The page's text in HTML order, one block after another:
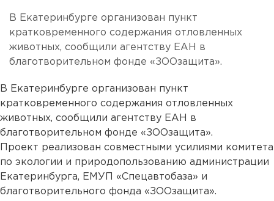
В Екатеринбурге организован пункт
кратковременного содержания отловленных
животных, сообщили агентству ЕАН в
благотворительном фонде «ЗООзащита».
В Екатеринбурге организован пункт
кратковременного содержания отловленных
животных, сообщили агентству ЕАН в
благотворительном фонде «ЗООзащита».
Проект реализован совместными усилиями комитета
по экологии и природопользованию администрации
Екатеринбурга, ЕМУП «Спецавтобаза» и
благотворительного фонда «ЗООзащита».